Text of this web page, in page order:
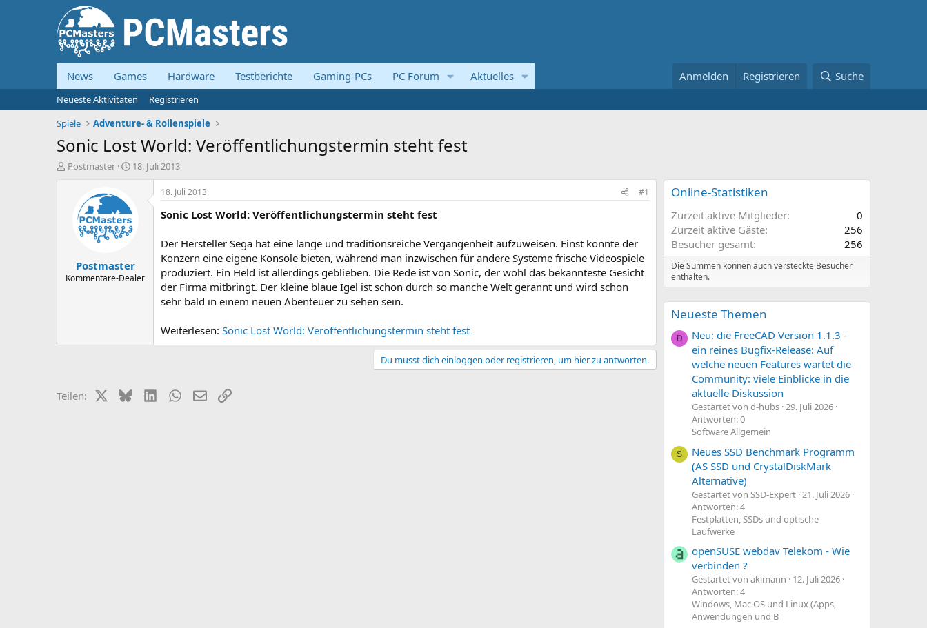
News Games Hardware Testberichte Gaming-PCs PC Forum Aktuelles Anmelden Registrieren Suche
Neueste Aktivitäten
Registrieren
Spiele
Adventure- & Rollenspiele
Sonic Lost World: Veröffentlichungstermin steht fest
E
Postmaster
E
e
l
a
m
18. Juli 2013
Postmaster
Kommentare-Dealer
18. Juli 2013 #1
Sonic Lost World: Veröffentlichungstermin steht fest
Der Hersteller Sega hat eine lange und traditionsreiche Vergangenheit aufzuweisen. Einst konnte der
Konzern eine eigene Konsole bieten, während man inzwischen für andere Systeme frische Videospiele
produziert. Ein Held ist allerdings geblieben. Die Rede ist von Sonic, der wohl das bekannteste Gesicht
der Firma mitbringt. Der kleine blaue Igel ist schon durch so manche Welt gerannt und wird schon
sehr bald in einem neuen Abenteuer zu sehen sein.
Weiterlesen: Sonic Lost World: Veröffentlichungstermin steht fest
Du musst dich einloggen oder registrieren, um hier zu antworten.
Teilen: X (Twitter)
BlueskyLinkedInWhatsApp
E-MailLink
Online-Statistiken
Zurzeit aktive Mitglieder
0
Zurzeit aktive Gäste
256
Besucher gesamt
256
Die Summen können auch versteckte Besucher
enthalten.
Neueste Themen
D
Neu: die FreeCAD Version 1.1.3 -
ein reines Bugfix-Release: Auf
welche neuen Features wartet die
Community: viele Einblicke in die
aktuelle Diskussion
Gestartet von d-hubs 29. Juli 2026
Antworten: 0
Software Allgemein
S
Neues SSD Benchmark Programm
(AS SSD und CrystalDiskMark
Alternative)
Gestartet von SSD-Expert 21. Juli 2026
Antworten: 4
Festplatten, SSDs und optische
Laufwerke
openSUSE webdav Telekom - Wie
verbinden ?
Gestartet von akimann
12. Juli 2026
Antworten: 4
Windows, Mac OS und Linux (Apps,
Anwendungen und B